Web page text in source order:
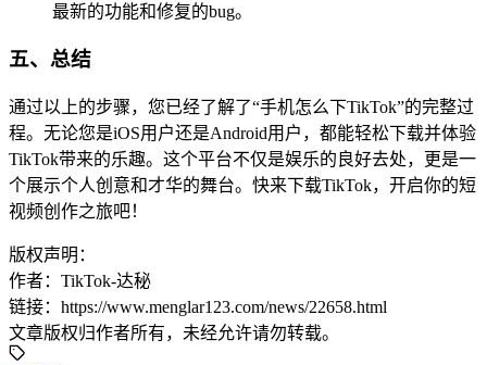
最新的功能和修复的bug。
五、总结
通过以上的步骤，您已经了解了“手机怎么下TikTok”的完整过
程。无论您是iOS用户还是Android用户，都能轻松下载并体验
TikTok带来的乐趣。这个平台不仅是娱乐的良好去处，更是一
个展示个人创意和才华的舞台。快来下载TikTok，开启你的短
视频创作之旅吧！
版权声明：
作者：TikTok-达秘
链接：https://www.menglar123.com/news/22658.html
文章版权归作者所有，未经允许请勿转载。